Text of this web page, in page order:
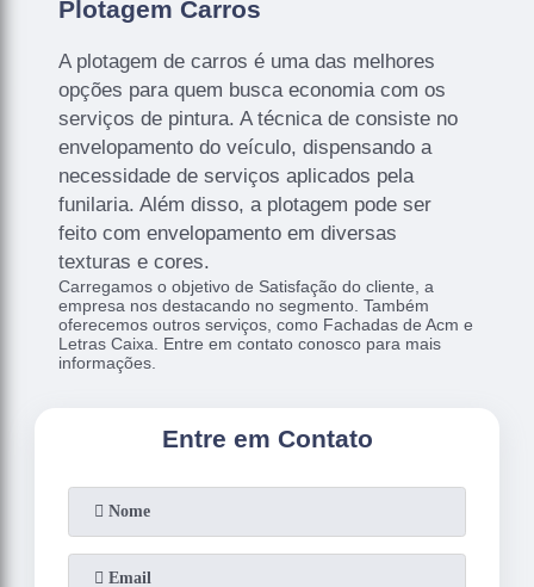
Plotagem Carros
A plotagem de carros é uma das melhores
opções para quem busca economia com os
serviços de pintura. A técnica de consiste no
envelopamento do veículo, dispensando a
necessidade de serviços aplicados pela
funilaria. Além disso, a plotagem pode ser
feito com envelopamento em diversas
texturas e cores.
Carregamos o objetivo de Satisfação do cliente, a
empresa nos destacando no segmento. Também
oferecemos outros serviços, como Fachadas de Acm e
Letras Caixa. Entre em contato conosco para mais
informações.
Entre em Contato